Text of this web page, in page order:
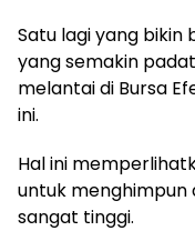
Satu lagi yang bikin
yang semakin
melantai di Bursa
ini.
Hal ini
untuk menghimpun
sangat tinggi.